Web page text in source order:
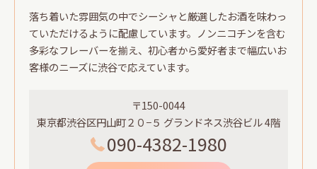
落ち着いた雰囲気の中でシーシャと厳選したお酒を味わっ
ていただけるように配慮しています。ノンニコチンを含む
多彩なフレーバーを揃え、初心者から愛好者まで幅広いお
客様のニーズに渋谷で応えています。
〒150-0044
東京都渋谷区円山町２０−５ グランドネス渋谷ビル 4階
090-4382-1980